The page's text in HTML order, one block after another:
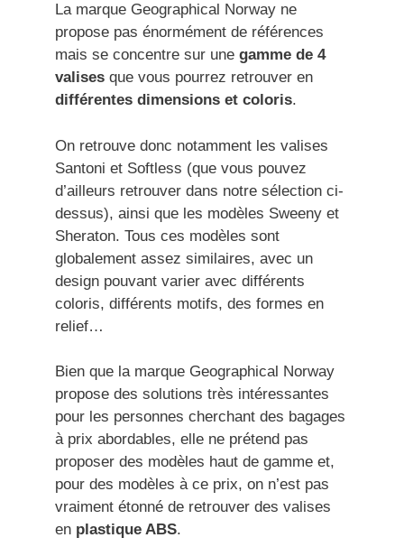
La marque Geographical Norway ne
propose pas énormément de références
mais se concentre sur une gamme de 4
valises que vous pourrez retrouver en
différentes dimensions et coloris.
On retrouve donc notamment les valises
Santoni et Softless (que vous pouvez
d’ailleurs retrouver dans notre sélection ci-
dessus), ainsi que les modèles Sweeny et
Sheraton. Tous ces modèles sont
globalement assez similaires, avec un
design pouvant varier avec différents
coloris, différents motifs, des formes en
relief…
Bien que la marque Geographical Norway
propose des solutions très intéressantes
pour les personnes cherchant des bagages
à prix abordables, elle ne prétend pas
proposer des modèles haut de gamme et,
pour des modèles à ce prix, on n’est pas
vraiment étonné de retrouver des valises
en plastique ABS.